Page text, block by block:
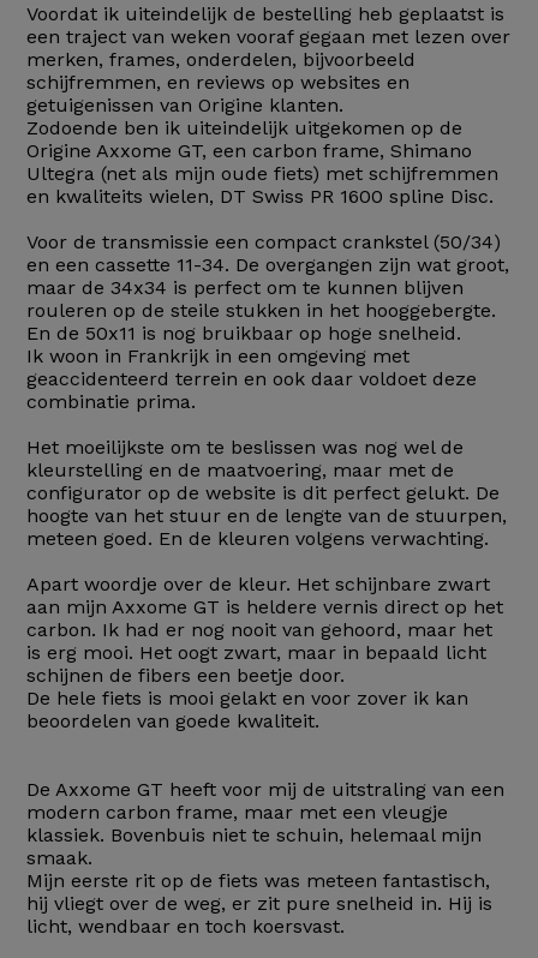
Voordat ik uiteindelijk de bestelling heb geplaatst is
een traject van weken vooraf gegaan met lezen over
merken, frames, onderdelen, bijvoorbeeld
schijfremmen, en reviews op websites en
getuigenissen van Origine klanten.
Zodoende ben ik uiteindelijk uitgekomen op de
Origine Axxome GT, een carbon frame, Shimano
Ultegra (net als mijn oude fiets) met schijfremmen
en kwaliteits wielen, DT Swiss PR 1600 spline Disc.
Voor de transmissie een compact crankstel (50/34)
en een cassette 11-34. De overgangen zijn wat groot,
maar de 34x34 is perfect om te kunnen blijven
rouleren op de steile stukken in het hooggebergte.
En de 50x11 is nog bruikbaar op hoge snelheid.
Ik woon in Frankrijk in een omgeving met
geaccidenteerd terrein en ook daar voldoet deze
combinatie prima.
Het moeilijkste om te beslissen was nog wel de
kleurstelling en de maatvoering, maar met de
configurator op de website is dit perfect gelukt. De
hoogte van het stuur en de lengte van de stuurpen,
meteen goed. En de kleuren volgens verwachting.
Apart woordje over de kleur. Het schijnbare zwart
aan mijn Axxome GT is heldere vernis direct op het
carbon. Ik had er nog nooit van gehoord, maar het
is erg mooi. Het oogt zwart, maar in bepaald licht
schijnen de fibers een beetje door.
De hele fiets is mooi gelakt en voor zover ik kan
beoordelen van goede kwaliteit.
De Axxome GT heeft voor mij de uitstraling van een
modern carbon frame, maar met een vleugje
klassiek. Bovenbuis niet te schuin, helemaal mijn
smaak.
Mijn eerste rit op de fiets was meteen fantastisch,
hij vliegt over de weg, er zit pure snelheid in. Hij is
licht, wendbaar en toch koersvast.